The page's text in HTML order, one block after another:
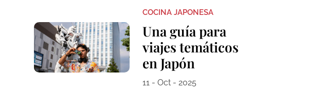
COCINA JAPONESA
Una guía para
viajes temáticos
en Japón
11 - Oct - 2025